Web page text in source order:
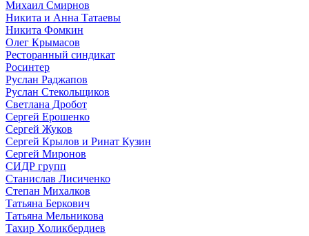
Михаил Смирнов
Никита и Анна Татаевы
Никита Фомкин
Олег Крымасов
Ресторанный синдикат
Росинтер
Руслан Раджапов
Руслан Стекольщиков
Светлана Дробот
Сергей Ерошенко
Сергей Жуков
Сергей Крылов и Ринат Кузин
Сергей Миронов
СИДР групп
Станислав Лисиченко
Степан Михалков
Татьяна Беркович
Татьяна Мельникова
Тахир Холикбердиев